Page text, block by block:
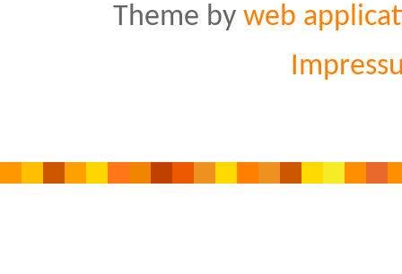
Theme by web